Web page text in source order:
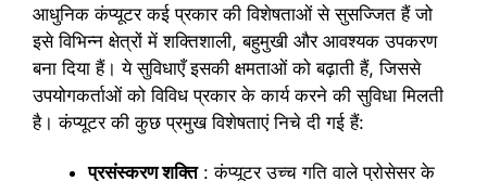
आधुनिक कंप्यूटर कई प्रकार की विशेषताओं से सुसज्जित हैं जो
इसे विभिन्न क्षेत्रों में शक्तिशाली, बहुमुखी और आवश्यक उपकरण
बना दिया हैं। ये सुविधाएँ इसकी क्षमताओं को बढ़ाती हैं, जिससे
उपयोगकर्ताओं को विविध प्रकार के कार्य करने की सुविधा मिलती
है। कंप्यूटर की कुछ प्रमुख विशेषताएं निचे दी गई हैं:
प्रसंस्करण शक्ति: कंप्यूटर उच्च गति वाले प्रोसेसर के